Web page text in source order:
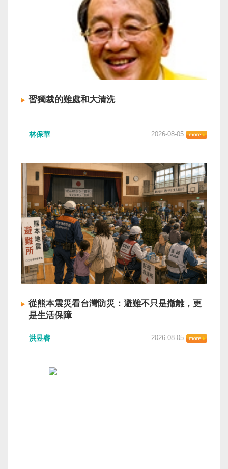
習獨裁的難處和大清洗
林保華 2026-08-05
從熊本震災看台灣防災：避難不只是撤離，更
是生活保障
洪昱睿 2026-08-05